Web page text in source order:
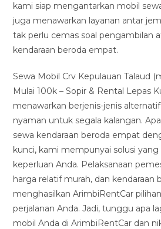
kami siap mengantarkan mobil
juga menawarkan layanan antar
tak perlu cemas soal pengambilan
kendaraan beroda empat.
Sewa Mobil Crv Kepulauan Talaud
Mulai 100k – Sopir & Rental Lepas
menawarkan berjenis-jenis
nyaman untuk segala kalangan.
sewa kendaraan beroda empat
kunci, kami mempunyai solusi
keperluan Anda. Pelaksanaan
harga relatif murah, dan kendaraan
menghasilkan ArimbiRentCar
perjalanan Anda. Jadi, tunggu apa
mobil Anda di ArimbiRentCar dan